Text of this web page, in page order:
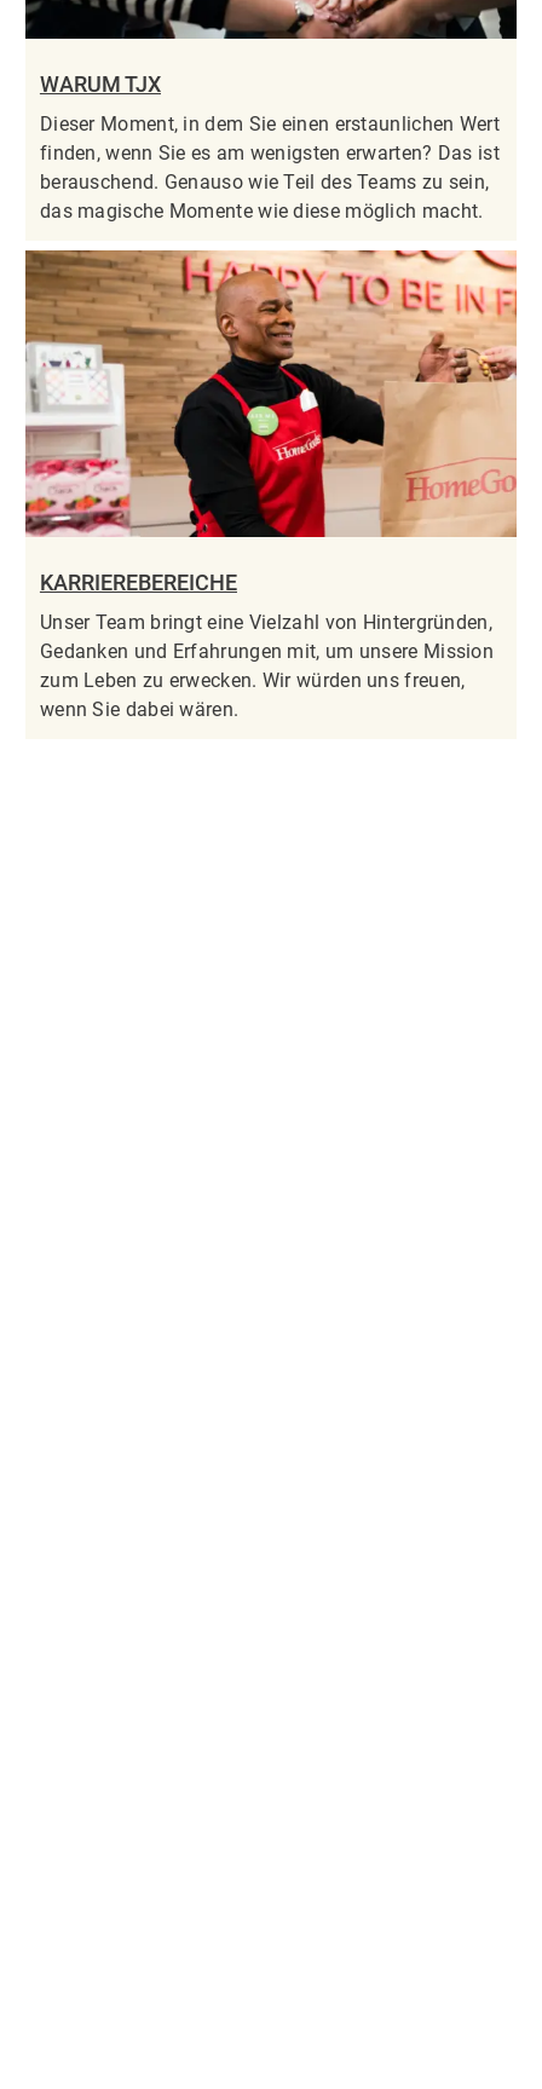
WARUM TJX
Dieser Moment, in dem Sie einen erstaunlichen Wert
finden, wenn Sie es am wenigsten erwarten? Das ist
berauschend. Genauso wie Teil des Teams zu sein,
das magische Momente wie diese möglich macht.
KARRIEREBEREICHE
Unser Team bringt eine Vielzahl von Hintergründen,
Gedanken und Erfahrungen mit, um unsere Mission
zum Leben zu erwecken. Wir würden uns freuen,
wenn Sie dabei wären.